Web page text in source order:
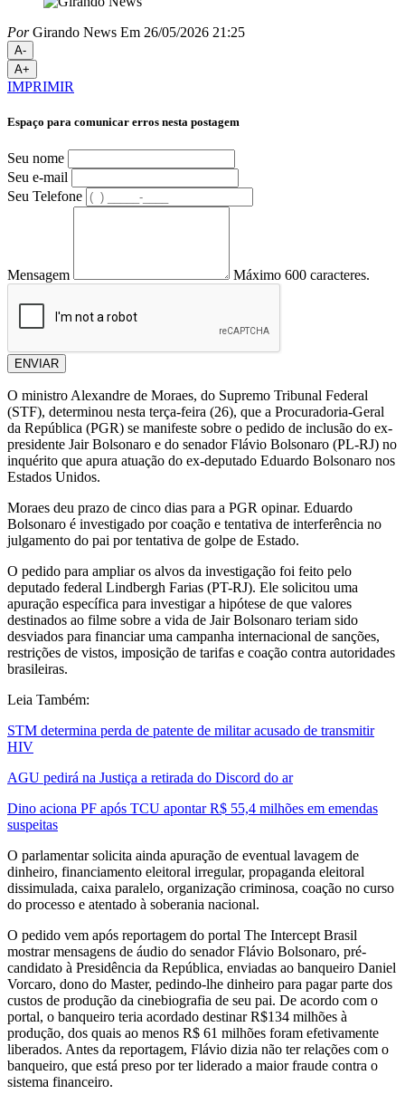
PorGirando News Em 26/05/2026 21:25
A-
A+
IMPRIMIR
Espaço para comunicar erros nesta postagem
Seu nome
Seu e-mail
Seu Telefone
Mensagem Máximo 600 caracteres.
ENVIAR
O ministro Alexandre de Moraes, do Supremo Tribunal Federal
(STF), determinou nesta terça-feira (26), que a Procuradoria-Geral
da República (PGR) se manifeste sobre o pedido de inclusão do ex-
presidente Jair Bolsonaro e do senador Flávio Bolsonaro (PL-RJ) no
inquérito que apura atuação do ex-deputado Eduardo Bolsonaro nos
Estados Unidos.
Moraes deu prazo de cinco dias para a PGR opinar. Eduardo
Bolsonaro é investigado por coação e tentativa de interferência no
julgamento do pai por tentativa de golpe de Estado.
O pedido para ampliar os alvos da investigação foi feito pelo
deputado federal Lindbergh Farias (PT-RJ). Ele solicitou uma
apuração específica para investigar a hipótese de que valores
destinados ao filme sobre a vida de Jair Bolsonaro teriam sido
desviados para financiar uma campanha internacional de sanções,
restrições de vistos, imposição de tarifas e coação contra autoridades
brasileiras.
Leia Também:
STM determina perda de patente de militar acusado de transmitir
HIV
AGU pedirá na Justiça a retirada do Discord do ar
Dino aciona PF após TCU apontar R$ 55,4 milhões em emendas
suspeitas
O parlamentar solicita ainda apuração de eventual lavagem de
dinheiro, financiamento eleitoral irregular, propaganda eleitoral
dissimulada, caixa paralelo, organização criminosa, coação no curso
do processo e atentado à soberania nacional.
O pedido vem após reportagem do portal The Intercept Brasil
mostrar mensagens de áudio do senador Flávio Bolsonaro, pré-
candidato à Presidência da República, enviadas ao banqueiro Daniel
Vorcaro, dono do Master, pedindo-lhe dinheiro para pagar parte dos
custos de produção da cinebiografia de seu pai. De acordo com o
portal, o banqueiro teria acordado destinar R$134 milhões à
produção, dos quais ao menos R$ 61 milhões foram efetivamente
liberados. Antes da reportagem, Flávio dizia não ter relações com o
banqueiro, que está preso por ter liderado a maior fraude contra o
sistema financeiro.